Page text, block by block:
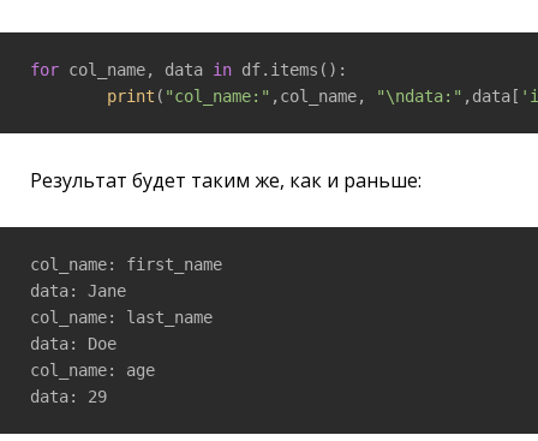
for col_name, data in df.items():
print ( "col_name:" ,col_name, "\ndata:" ,data[
Результат будет таким же, как и раньше:
col_name: first_name
data: Jane
col_name: last_name
data: Doe
col_name: age